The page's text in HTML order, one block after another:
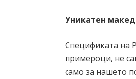
Уникатен
Спецификата на
примероци, не
само за нашето